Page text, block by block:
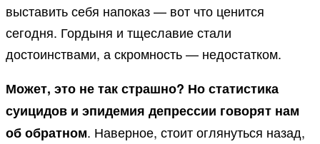
выставить себя напоказ — вот что ценится
сегодня. Гордыня и тщеславие стали
достоинствами, а скромность — недостатком.
Может, это не так страшно? Но статистика
суицидов и эпидемия депрессии говорят нам
об обратном. Наверное, стоит оглянуться назад,